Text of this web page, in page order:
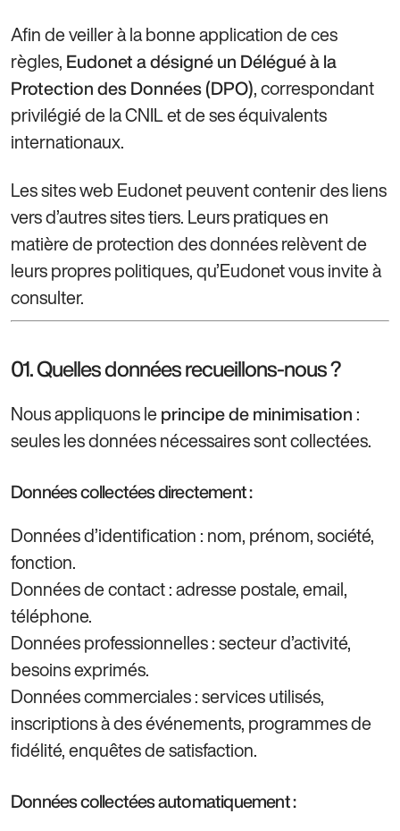
Afin de veiller à la bonne application de ces
règles, Eudonet a désigné un Délégué à la
Protection des Données (DPO), correspondant
privilégié de la CNIL et de ses équivalents
internationaux.
Les sites web Eudonet peuvent contenir des liens
vers d’autres sites tiers. Leurs pratiques en
matière de protection des données relèvent de
leurs propres politiques, qu’Eudonet vous invite à
consulter.
01. Quelles données recueillons-nous ?
Nous appliquons le principe de minimisation :
seules les données nécessaires sont collectées.
Données collectées directement :
Données d’identification : nom, prénom, société,
fonction.
Données de contact : adresse postale, email,
téléphone.
Données professionnelles : secteur d’activité,
besoins exprimés.
Données commerciales : services utilisés,
inscriptions à des événements, programmes de
fidélité, enquêtes de satisfaction.
Données collectées automatiquement :